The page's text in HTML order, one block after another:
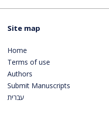
Site map
Home
Terms of use
Authors
Submit Manuscripts
עברית